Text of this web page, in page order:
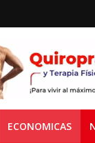
ECONOMICAS